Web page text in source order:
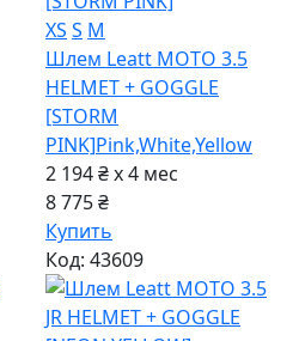
XS S M
Шлем Leatt MOTO 3.5
HELMET + GOGGLE
[STORM
PINK]Pink,White,Yellow
2 194 ₴ x 4 мес
8 775 ₴
Купить
Код: 43609